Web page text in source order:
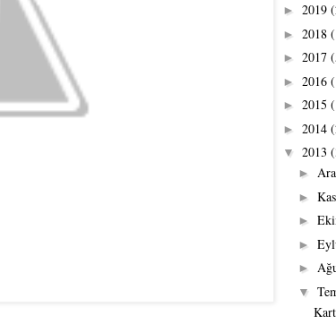
► 2019
► 2018
► 2017
► 2016
► 2015
► 2014
▼ 2013
►
►
►
►
►
▼